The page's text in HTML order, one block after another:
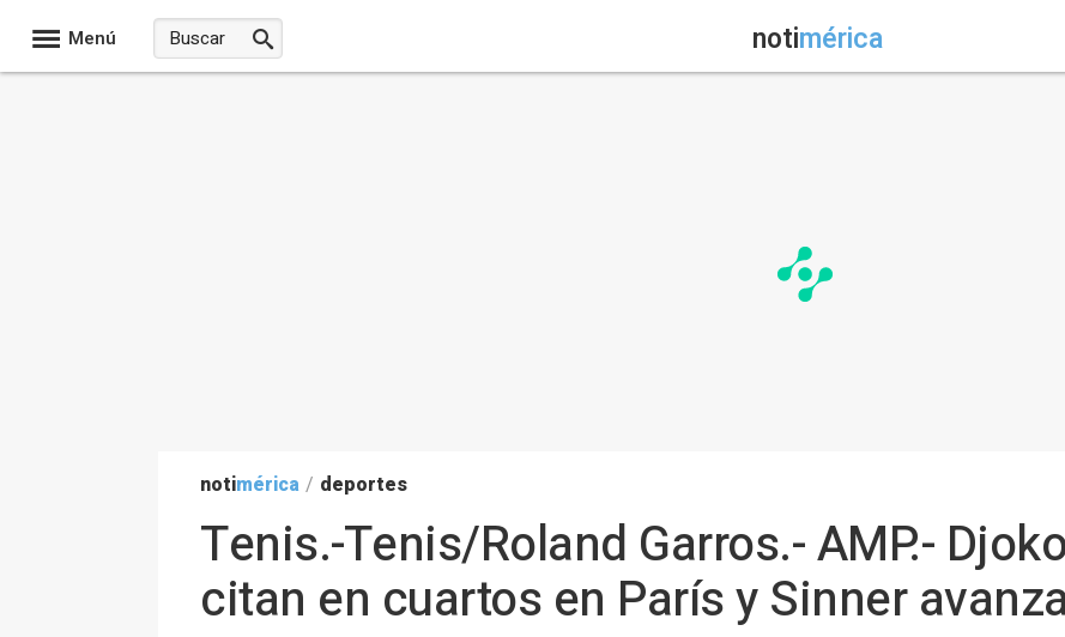
Menú notimérica
notimérica / deportes
Tenis.-Tenis/Roland Garros.- AMP.-
citan en cuartos en París y Sinner